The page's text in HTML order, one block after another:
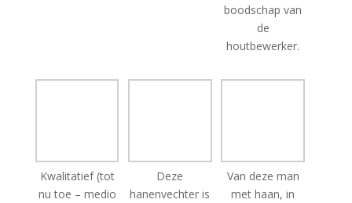
houtbewerker.
nu toe – medio
2021) mijn
beste
hanenvechter is
zo karaktervol
en levensecht
met haan, in
deze kwaliteit
heb ik er tot nu